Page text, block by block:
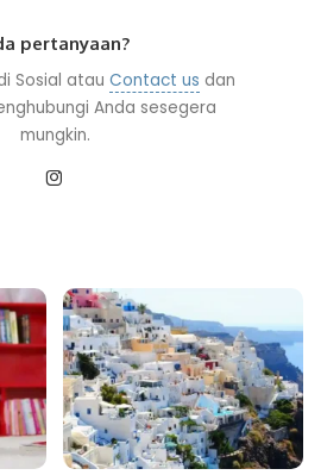
pertanyaan?
Sosial atau Contact us dan
Anda sesegera
mungkin.